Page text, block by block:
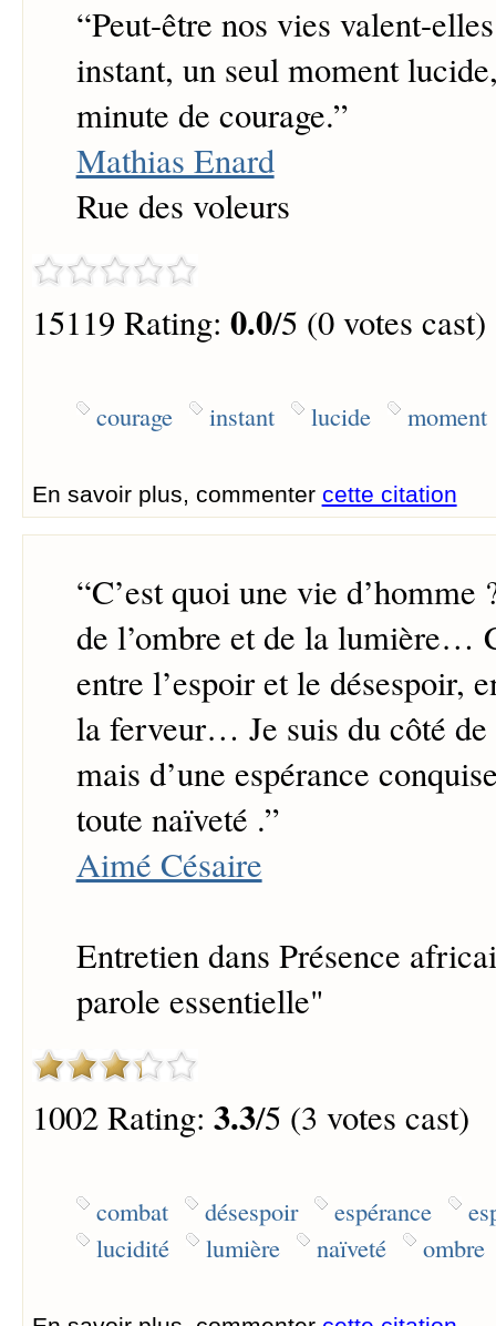
“Peut-être nos vies valent-
instant, un seul moment
minute de courage.”
Mathias Enard
Rue des voleurs
15119 Rating: 0.0/5 (0 votes cast)
courage instant lucide moment
En savoir plus, commenter cette citation
“C’est quoi une vie d’homme
de l’ombre et de la lumière…
entre l’espoir et le désespoir,
la ferveur… Je suis du côté de
mais d’une espérance
toute naïveté .”
Aimé Césaire
Entretien dans Présence
parole essentielle"
1002 Rating: 3.3/5 (3 votes cast)
combat désespoir espérance
lucidité
lumière naïveté ombre